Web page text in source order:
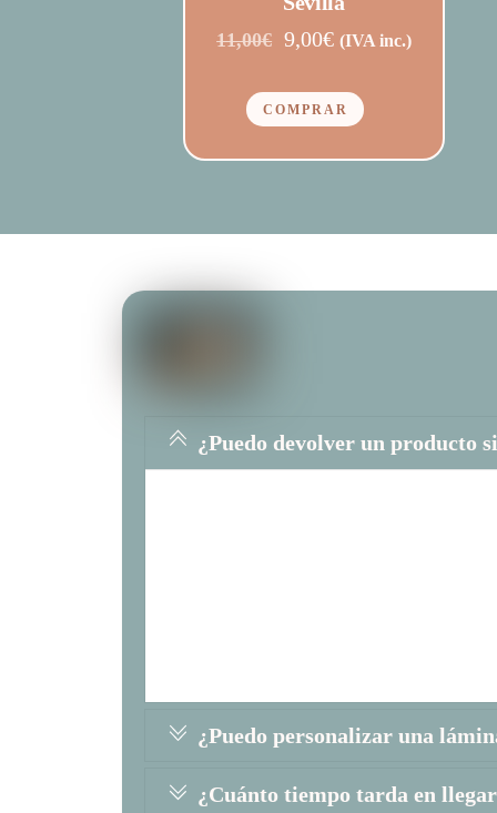
11,00€ El
original
era:
11,00€.
9,00€El
actual
es:
9,00€.
(IVA inc.)
COMPRAR
¿Puedo devolver un producto
¿Puedo personalizar una
¿Cuánto tiempo tarda en